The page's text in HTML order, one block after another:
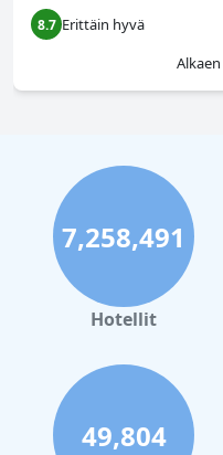
8.7 Erittäin hyvä
Alkaen
7,258,491
Hotellit
49,804